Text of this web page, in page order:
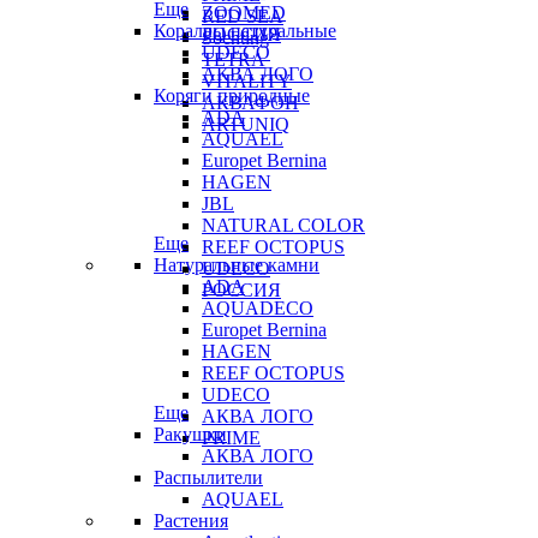
RED SEA
Sochting
TETRA
VITALITY
АКВАФОН
ARTUNIQ
ZOOMED
РОССИЯ
Еще
Кораллы натуральные
UDECO
АКВА ЛОГО
Коряги природные
ADA
AQUAEL
Europet Bernina
HAGEN
JBL
NATURAL COLOR
REEF OCTOPUS
UDECO
РОССИЯ
Еще
Натуральные камни
ADA
AQUADECO
Europet Bernina
HAGEN
REEF OCTOPUS
UDECO
АКВА ЛОГО
PRIME
Еще
Ракушки
АКВА ЛОГО
Распылители
AQUAEL
Растения